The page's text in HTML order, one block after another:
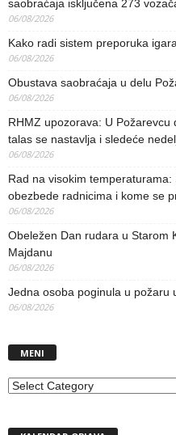
saobraćaja isključena 273
06/08/2026
Kako radi sistem preporuka
06/08/2026
Obustava saobraćaja u delu
06/08/2026
RHMZ upozorava: U
talas se nastavlja i sledeće
06/08/2026
Rad na visokim
obezbede radnicima i kome se
06/08/2026
Obeležen Dan rudara u Starom
Majdanu
06/08/2026
Jedna osoba poginula u požaru
06/08/2026
MENI
MENI